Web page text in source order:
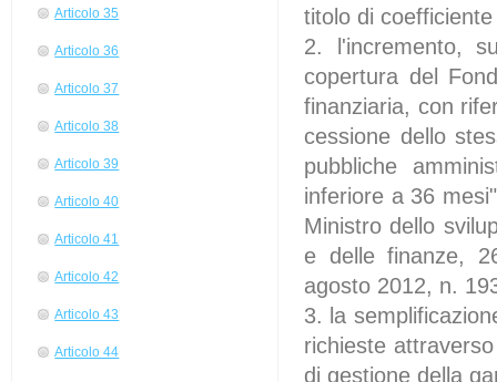
Articolo 35
Articolo 36
Articolo 37
Articolo 38
Articolo 39
Articolo 40
Articolo 41
Articolo 42
Articolo 43
Articolo 44
titolo di
2. l'incremento,
copertura del
finanziaria, con
cessione dello
pubbliche
inferiore a 36
Ministro dello
e delle finanze,
agosto 2012, n.
3. la
richieste
di gestione della